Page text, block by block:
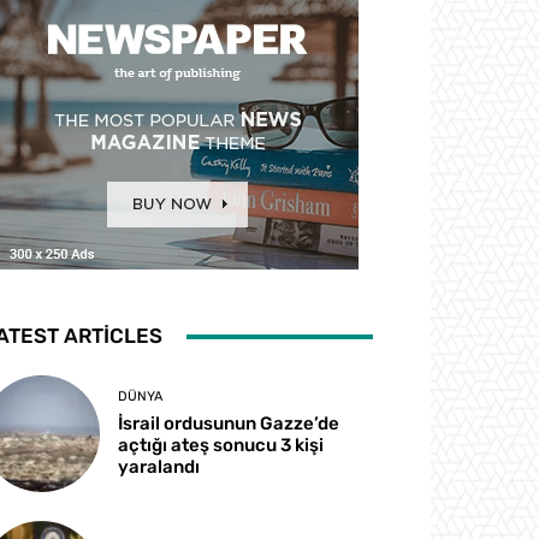
ARTICLES
DÜNYA
İsrail ordusunun Gazze’de
açtığı ateş sonucu 3 kişi
yaralandı